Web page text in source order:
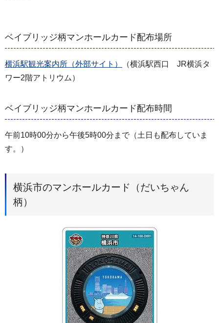
ベイブリッジ柄マンホールカード配布場所
横浜駅観光案内所（外部サイト）
（横浜駅西口 JR横浜タ
ワー2階アトリウム）
ベイブリッジ柄マンホールカード配布時間
午前10時00分から午後5時00分まで（土日も配布していま
す。）
横浜市のマンホールカード（だいちゃん
柄）